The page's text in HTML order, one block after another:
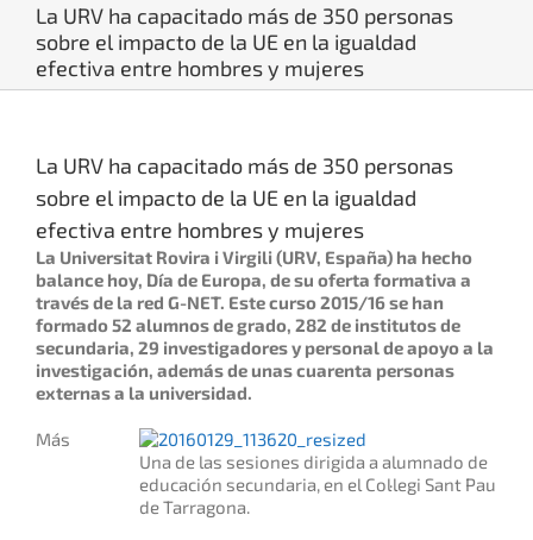
La URV ha capacitado más de 350 personas
sobre el impacto de la UE en la igualdad
efectiva entre hombres y mujeres
más
grande
La URV ha capacitado más de 350 personas
sobre el impacto de la UE en la igualdad
efectiva entre hombres y mujeres
La Universitat Rovira i Virgili (URV, España) ha hecho
balance hoy, Día de Europa, de su oferta formativa a
través de la red G-NET. Este curso 2015/16 se han
formado 52 alumnos de grado, 282 de institutos de
secundaria, 29 investigadores y personal de apoyo a la
investigación, además de unas cuarenta personas
externas a la universidad.
Una de las sesiones dirigida a alumnado de
educación secundaria, en el Col·legi Sant Pau
de Tarragona.
Más